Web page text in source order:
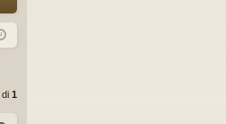
di 1